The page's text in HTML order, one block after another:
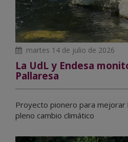
martes 14 de julio de 2026
La UdL y Endesa
Pallaresa
Proyecto pionero para mejorar
pleno cambio climático